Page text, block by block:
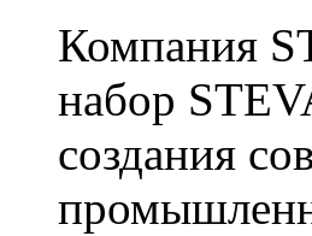
Компания
набор
создания